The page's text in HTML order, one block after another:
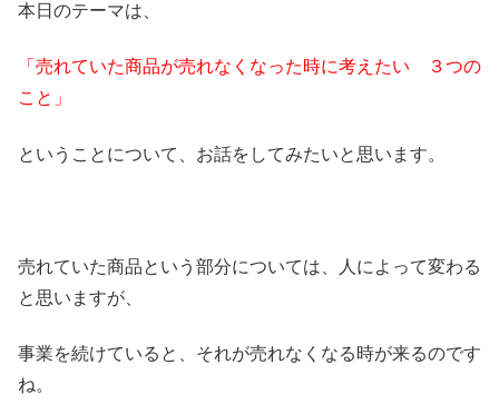
本日のテーマは、
「売れていた商品が売れなくなった時に考えたい ３つの
こと」
ということについて、お話をしてみたいと思います。
売れていた商品という部分については、人によって変わる
と思いますが、
事業を続けていると、それが売れなくなる時が来るのです
ね。